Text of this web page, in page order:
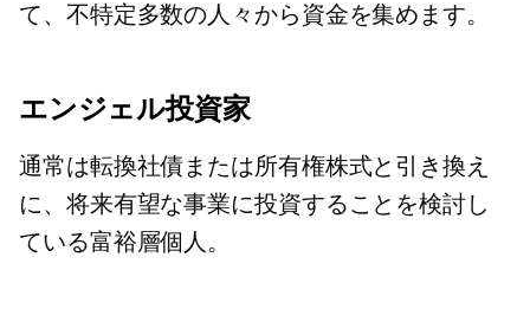
て、不特定多数の人々から資金を集めます。
エンジェル投資家
通常は転換社債または所有権株式と引き換え
に、将来有望な事業に投資することを検討し
ている富裕層個人。